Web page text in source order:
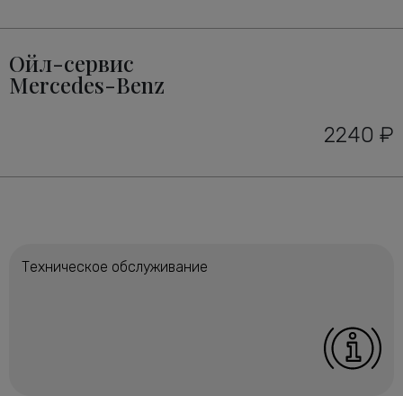
Ойл-сервис
Mercedes-Benz
2240 ₽
Техническое обслуживание